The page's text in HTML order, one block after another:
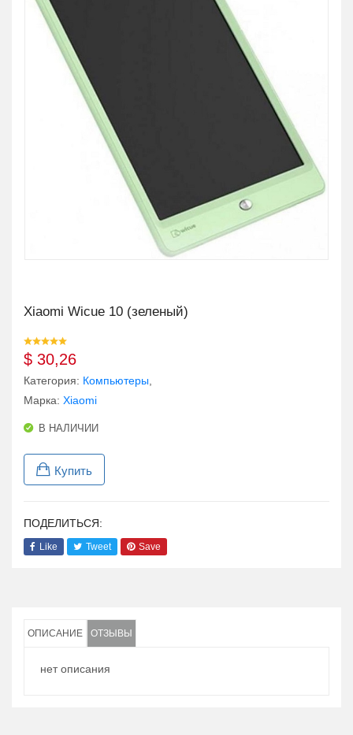
Xiaomi Wicue 10 (зеленый)
$ 30,26
Категория: Компьютеры
Марка: Xiaomi
В НАЛИЧИИ
Купить
ПОДЕЛИТЬСЯ:
Like Tweet Save
ОПИСАНИЕ ОТЗЫВЫ
нет описания